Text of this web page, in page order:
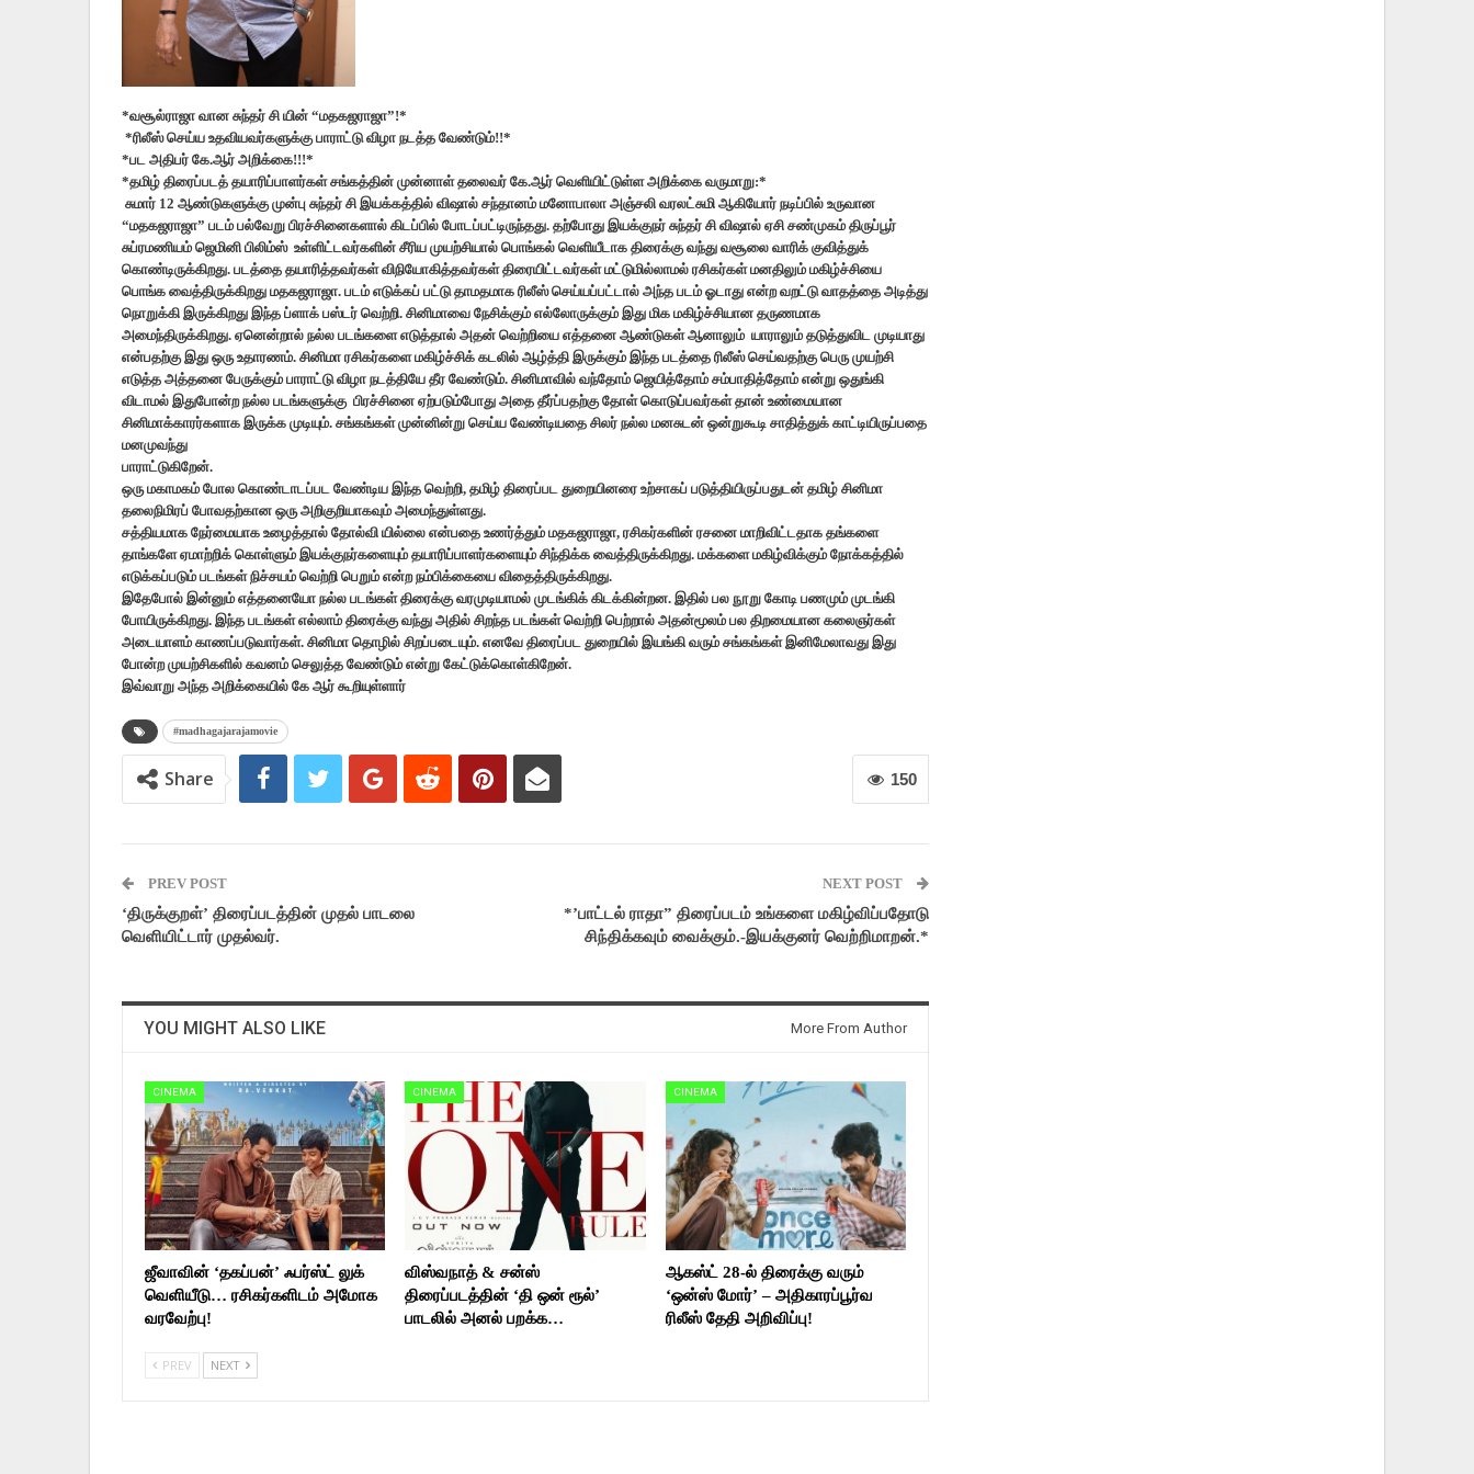
*வசூல்ராஜா வான சுந்தர் சி யின் “மதகஜராஜா”!*
*ரிலீஸ் செய்ய உதவியவர்களுக்கு பாராட்டு விழா நடத்த வேண்டும்!!*
*பட அதிபர் கே.ஆர் அறிக்கை!!!*
*தமிழ் திரைப்படத் தயாரிப்பாளர்கள் சங்கத்தின் முன்னாள் தலைவர் கே.ஆர் வெளியிட்டுள்ள அறிக்கை வருமாறு:*
சுமார் 12 ஆண்டுகளுக்கு முன்பு சுந்தர் சி இயக்கத்தில் விஷால் சந்தானம் மனோபாலா அஞ்சலி வரலட்சுமி ஆகியோர் நடிப்பில் உருவான
“மதகஜராஜா” படம் பல்வேறு பிரச்சினைகளால் கிடப்பில் போடப்பட்டிருந்தது. தற்போது இயக்குநர் சுந்தர் சி விஷால் ஏசி சண்முகம் திருப்பூர்
சுப்ரமணியம் ஜெமினி பிலிம்ஸ் உள்ளிட்டவர்களின் சீரிய முயற்சியால் பொங்கல் வெளியீடாக திரைக்கு வந்து வசூலை வாரிக் குவித்துக்
கொண்டிருக்கிறது. படத்தை தயாரித்தவர்கள் விநியோகித்தவர்கள் திரையிட்டவர்கள் மட்டுமில்லாமல் ரசிகர்கள் மனதிலும் மகிழ்ச்சியை
பொங்க வைத்திருக்கிறது மதகஜராஜா. படம் எடுக்கப் பட்டு தாமதமாக ரிலீஸ் செய்யப்பட்டால் அந்த படம் ஓடாது என்ற வறட்டு வாதத்தை அடித்து
நொறுக்கி இருக்கிறது இந்த ப்ளாக் பஸ்டர் வெற்றி. சினிமாவை நேசிக்கும் எல்லோருக்கும் இது மிக மகிழ்ச்சியான தருணமாக
அமைந்திருக்கிறது. ஏனென்றால் நல்ல படங்களை எடுத்தால் அதன் வெற்றியை எத்தனை ஆண்டுகள் ஆனாலும் யாராலும் தடுத்துவிட முடியாது
என்பதற்கு இது ஒரு உதாரணம். சினிமா ரசிகர்களை மகிழ்ச்சிக் கடலில் ஆழ்த்தி இருக்கும் இந்த படத்தை ரிலீஸ் செய்வதற்கு பெரு முயற்சி
எடுத்த அத்தனை பேருக்கும் பாராட்டு விழா நடத்தியே தீர வேண்டும். சினிமாவில் வந்தோம் ஜெயித்தோம் சம்பாதித்தோம் என்று ஒதுங்கி
விடாமல் இதுபோன்ற நல்ல படங்களுக்கு பிரச்சினை ஏற்படும்போது அதை தீர்ப்பதற்கு தோள் கொடுப்பவர்கள் தான் உண்மையான
சினிமாக்காரர்களாக இருக்க முடியும். சங்கங்கள் முன்னின்று செய்ய வேண்டியதை சிலர் நல்ல மனசுடன் ஒன்றுகூடி சாதித்துக் காட்டியிருப்பதை
மனமுவந்து
பாராட்டுகிறேன்.
ஒரு மகாமகம் போல கொண்டாடப்பட வேண்டிய இந்த வெற்றி, தமிழ் திரைப்பட துறையினரை உற்சாகப் படுத்தியிருப்பதுடன் தமிழ் சினிமா
தலைநிமிரப் போவதற்கான ஒரு அறிகுறியாகவும் அமைந்துள்ளது.
சத்தியமாக நேர்மையாக உழைத்தால் தோல்வி யில்லை என்பதை உணர்த்தும் மதகஜராஜா, ரசிகர்களின் ரசனை மாறிவிட்டதாக தங்களை
தாங்களே ஏமாற்றிக் கொள்ளும் இயக்குநர்களையும் தயாரிப்பாளர்களையும் சிந்திக்க வைத்திருக்கிறது. மக்களை மகிழ்விக்கும் நோக்கத்தில்
எடுக்கப்படும் படங்கள் நிச்சயம் வெற்றி பெறும் என்ற நம்பிக்கையை விதைத்திருக்கிறது.
இதேபோல் இன்னும் எத்தனையோ நல்ல படங்கள் திரைக்கு வரமுடியாமல் முடங்கிக் கிடக்கின்றன. இதில் பல நூறு கோடி பணமும் முடங்கி
போயிருக்கிறது. இந்த படங்கள் எல்லாம் திரைக்கு வந்து அதில் சிறந்த படங்கள் வெற்றி பெற்றால் அதன்மூலம் பல திறமையான கலைஞர்கள்
அடையாளம் காணப்படுவார்கள். சினிமா தொழில் சிறப்படையும். எனவே திரைப்பட துறையில் இயங்கி வரும் சங்கங்கள் இனிமேலாவது இது
போன்ற முயற்சிகளில் கவனம் செலுத்த வேண்டும் என்று கேட்டுக்கொள்கிறேன்.
இவ்வாறு அந்த அறிக்கையில் கே ஆர் கூறியுள்ளார்
#madhagajarajamovie
150
Share
PREV POST
‘திருக்குறள்’ திரைப்படத்தின் முதல் பாடலை
வெளியிட்டார் முதல்வர்.
NEXT POST
*’பாட்டல் ராதா” திரைப்படம் உங்களை மகிழ்விப்பதோடு
சிந்திக்கவும் வைக்கும்.-இயக்குனர் வெற்றிமாறன்.*
YOU MIGHT ALSO LIKE More From Author
CINEMA
ஜீவாவின் ‘தகப்பன்’ ஃபர்ஸ்ட் லுக்
வெளியீடு… ரசிகர்களிடம் அமோக
வரவேற்பு!
CINEMA
விஸ்வநாத் & சன்ஸ்
திரைப்படத்தின் ‘தி ஒன் ரூல்’
பாடலில் அனல் பறக்க…
CINEMA
ஆகஸ்ட் 28-ல் திரைக்கு வரும்
‘ஒன்ஸ் மோர்’ – அதிகாரப்பூர்வ
ரிலீஸ் தேதி அறிவிப்பு!
PREV NEXT